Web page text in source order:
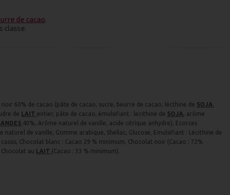
de cacao.
classe.
noir 60% de cacao (pâte de cacao, sucre, beurre de cacao, lécthine de SOJA
de LAIT entier, pâte de cacao, émulsifiant : lecithine de SOJA , arôme
40%, Arôme naturel de vanille, acide citrique anhydre), Ecorces
naturel de vanille, Gomme arabique, Shellac, Glucose, Emulsifiant : Lécithine de
Chocolat blanc : Cacao 29 % minimum, Chocolat noir (Cacao : 72%
au LAIT (Cacao : 33 % minimum).